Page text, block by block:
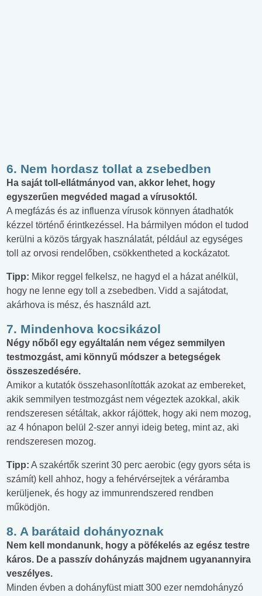
6. Nem hordasz tollat a zsebedben
Ha saját toll-ellátmányod van, akkor lehet, hogy
egyszerűen megvéded magad a vírusoktól.
A megfázás és az influenza vírusok könnyen átadhatók
kézzel történő érintkezéssel. Ha bármilyen módon el tudod
kerülni a közös tárgyak használatát, például az egységes
toll az orvosi rendelőben, csökkentheted a kockázatot.
Tipp: Mikor reggel felkelsz, ne hagyd el a házat anélkül,
hogy ne lenne egy toll a zsebedben. Vidd a sajátodat,
akárhova is mész, és használd azt.
7. Mindenhova kocsikázol
Négy nőből egy egyáltalán nem végez semmilyen
testmozgást, ami könnyű módszer a betegségek
összeszedésére.
Amikor a kutatók összehasonlították azokat az embereket,
akik semmilyen testmozgást nem végeztek azokkal, akik
rendszeresen sétáltak, akkor rájöttek, hogy aki nem mozog,
az 4 hónapon belül 2-szer annyi ideig beteg, mint az, aki
rendszeresen mozog.
Tipp: A szakértők szerint 30 perc aerobic (egy gyors séta is
számít) kell ahhoz, hogy a fehérvérsejtek a véráramba
kerüljenek, és hogy az immunrendszered rendben
működjön.
8. A barátaid dohányoznak
Nem kell mondanunk, hogy a pöfékelés az egész testre
káros. De a passzív dohányzás majdnem ugyanannyira
veszélyes.
Minden évben a dohányfüst miatt 300 ezer nemdohányzó